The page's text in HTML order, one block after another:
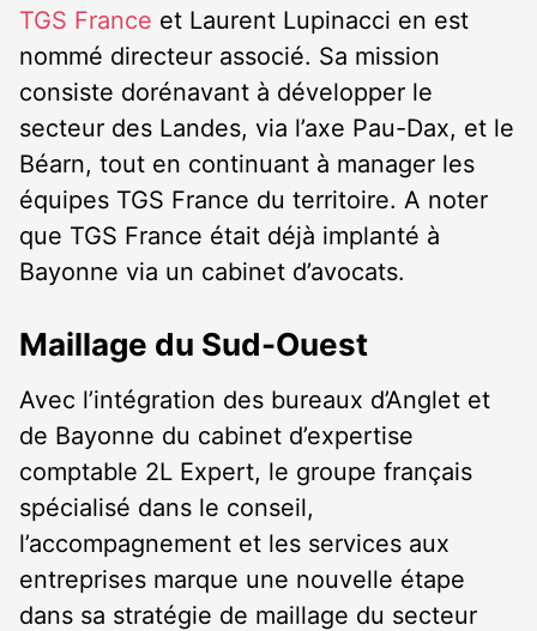
TGS France et Laurent Lupinacci en est
nommé directeur associé. Sa mission
consiste dorénavant à développer le
secteur des Landes, via l’axe Pau-Dax, et le
Béarn, tout en continuant à manager les
équipes TGS France du territoire. A noter
que TGS France était déjà implanté à
Bayonne via un cabinet d’avocats.
Maillage du Sud-Ouest
Avec l’intégration des bureaux d’Anglet et
de Bayonne du cabinet d’expertise
comptable 2L Expert, le groupe français
spécialisé dans le conseil,
l’accompagnement et les services aux
entreprises marque une nouvelle étape
dans sa stratégie de maillage du secteur